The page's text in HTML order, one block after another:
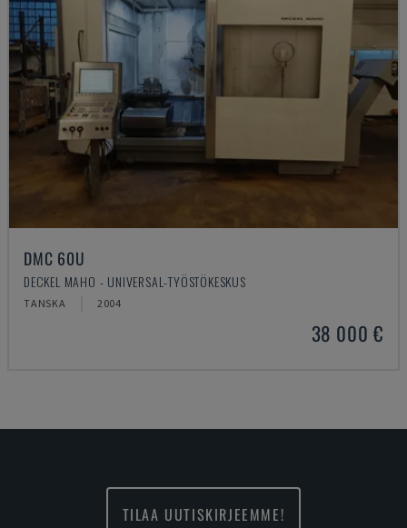
DMC 60U
DECKEL MAHO - UNIVERSAL-TYÖSTÖKESKUS
TANSKA 2004
38 000 €
TILAA UUTISKIRJEEMME!